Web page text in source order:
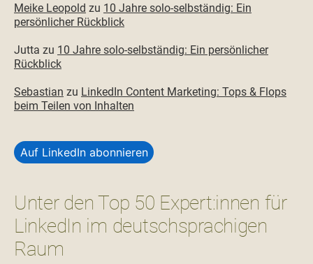
Meike Leopold zu 10 Jahre solo-selbständig: Ein
persönlicher Rückblick
Jutta zu 10 Jahre solo-selbständig: Ein persönlicher
Rückblick
Sebastian zu LinkedIn Content Marketing: Tops & Flops
beim Teilen von Inhalten
Auf LinkedIn abonnieren
Unter den Top 50 Expert:innen für
LinkedIn im deutschsprachigen
Raum